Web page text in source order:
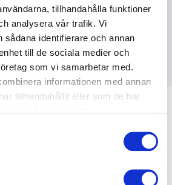
tillhandahålla funktioner
analysera vår trafik. Vi
sådana identifierare och annan
till de sociala medier och
som vi samarbetar med.
informationen med annan
tillhandahållit eller som de har